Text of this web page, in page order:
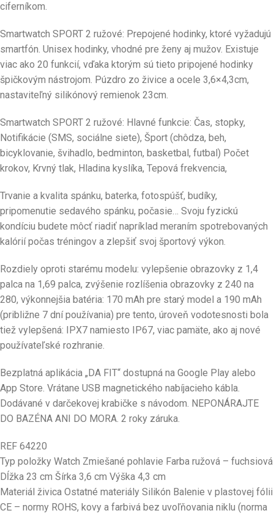
ciferníkom.
Smartwatch SPORT 2 ružové: Prepojené hodinky, ktoré vyžadujú
smartfón. Unisex hodinky, vhodné pre ženy aj mužov. Existuje
viac ako 20 funkcií, vďaka ktorým sú tieto pripojené hodinky
špičkovým nástrojom. Púzdro zo živice a ocele 3,6×4,3cm,
nastaviteľný silikónový remienok 23cm.
Smartwatch SPORT 2 ružové: Hlavné funkcie: Čas, stopky,
Notifikácie (SMS, sociálne siete), Šport (chôdza, beh,
bicyklovanie, švihadlo, bedminton, basketbal, futbal) Počet
krokov, Krvný tlak, Hladina kyslíka, Tepová frekvencia,
Trvanie a kvalita spánku, baterka, fotospúšť, budíky,
pripomenutie sedavého spánku, počasie… Svoju fyzickú
kondíciu budete môcť riadiť napríklad meraním spotrebovaných
kalórií počas tréningov a zlepšiť svoj športový výkon.
Rozdiely oproti starému modelu: vylepšenie obrazovky z 1,4
palca na 1,69 palca, zvýšenie rozlíšenia obrazovky z 240 na
280, výkonnejšia batéria: 170 mAh pre starý model a 190 mAh
(približne 7 dní používania) pre tento, úroveň vodotesnosti bola
tiež vylepšená: IPX7 namiesto IP67, viac pamäte, ako aj nové
používateľské rozhranie.
Bezplatná aplikácia „DA FIT“ dostupná na Google Play alebo
App Store. Vrátane USB magnetického nabíjacieho kábla.
Dodávané v darčekovej krabičke s návodom. NEPONÁRAJTE
DO BAZÉNA ANI DO MORA. 2 roky záruka.
REF 64220
Typ položky Watch Zmiešané pohlavie Farba ružová – fuchsiová
Dĺžka 23 cm Šírka 3,6 cm Výška 4,3 cm
Materiál živica Ostatné materiály Silikón Balenie v plastovej fólii
CE – normy ROHS, kovy a farbivá bez uvoľňovania niklu (norma